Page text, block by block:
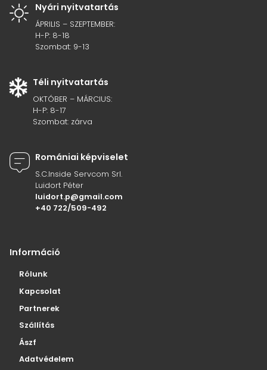
Nyári nyitvatartás
ÁPRILIS – SZEPTEMBER:
H-P: 8-18
Szombat: 9-13
Téli nyitvatartás
OKTÓBER – MÁRCIUS:
H-P: 8-17
Szombat: zárva
Romániai képviselet
S.C.Inside Servcom Srl.
Luidort Péter
luidort.p@gmail.com
+40 722/509-492
Információ
Rólunk
Kapcsolat
Partnerek
Szállítás
Ászf
Adatvédelem